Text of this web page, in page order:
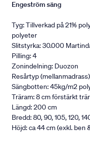
Engeström säng
Tyg: Tillverkad på 21%
polyeter
Slitstyrka: 30.000
Pilling: 4
Zonindelning: Duozon
Resårtyp
Sängbotten: 45kg/m2
Träram: 8 cm förstärkt
Längd: 200 cm
Bredd: 80, 90, 105, 120,
Höjd: ca 44 cm (exkl. ben